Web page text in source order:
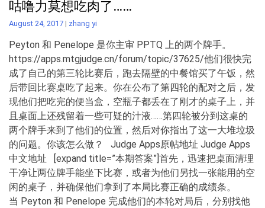
咕噜力莫想吃肉了……
August 24, 2017 | zhang yi
Peyton 和 Penelope 是你主审 PPTQ 上的两个牌手。
https://apps.mtgjudge.cn/forum/topic/37625/他们很快完
成了自己的第三轮比赛后，跑去隔壁的中餐馆买了午饭，然
后带回比赛桌吃了起来。你在公布了第四轮的配对之后，发
现他们把吃完的便当盒，空瓶子都丢在了刚才的桌子上，并
且桌面上还残留着一些可疑的汁液……第四轮被分到这桌的
两个牌手来到了他们的位置，然后对你指出了这一大堆垃圾
的问题。你该怎么做？ Judge Apps原帖地址 Judge Apps
中文地址 [expand title=”本期答案”]首先，迅速把桌面清理
干净让两位牌手能坐下比赛，或者为他们另找一张能用的空
闲的桌子，并确保他们拿到了本局比赛正确的成绩条。
当 Peyton 和 Penelope 完成他们的本轮对局后，分别找他